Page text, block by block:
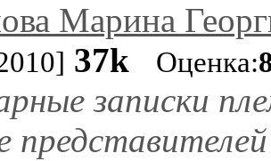
Марина
37k Оценка:
записки